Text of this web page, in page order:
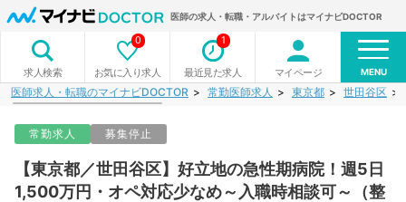
医師の求人・転職・アルバイトはマイナビDOCTOR
求人検索 お気に入り求人
0
最近見た求人
1
マイページ MENU
医師求人・転職のマイナビDOCTOR 常勤医師求人 東京都 世田谷区
常勤求人 募集停止
【東京都／世田谷区】好立地の急性期病院！週5日
1,500万円・オペ対応少なめ～入職時相談可～（整